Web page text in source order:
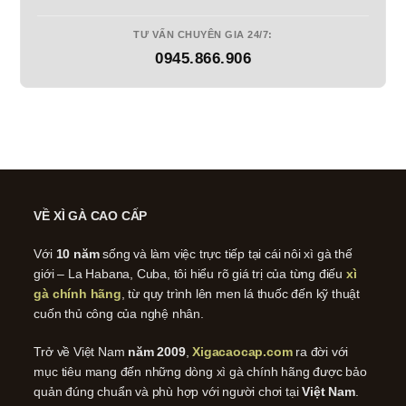
TƯ VẤN CHUYÊN GIA 24/7:
0945.866.906
VỀ XÌ GÀ CAO CẤP
Với 10 nămsống và làm việc trực tiếp tại cái nôi xì gà thế
giới – La Habana, Cuba, tôi hiểu rõ giá trị của từng điếu xì
gà chính hãng , từ quy trình lên men lá thuốc đến kỹ thuật
cuốn thủ công của nghệ nhân.
Trở về Việt Nam năm 2009,Xigacaocap.comra đời với
mục tiêu mang đến những dòng xì gà chính hãng được bảo
quản đúng chuẩn và phù hợp với người chơi tạiViệt Nam.